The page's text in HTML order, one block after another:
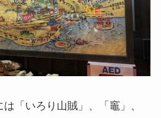
「いろり山賊」、「竈」、